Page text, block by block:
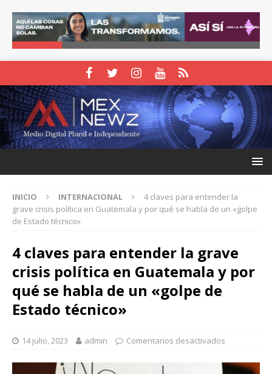
INICIO INTERNACIONAL
4 claves para entender la
grave crisis política en Guatemala y por qué se habla de un «golpe
de Estado técnico»
4 claves para entender la grave
crisis política en Guatemala y por
qué se habla de un «golpe de
Estado técnico»
14 julio, 2023 admin Comentarios desactivados